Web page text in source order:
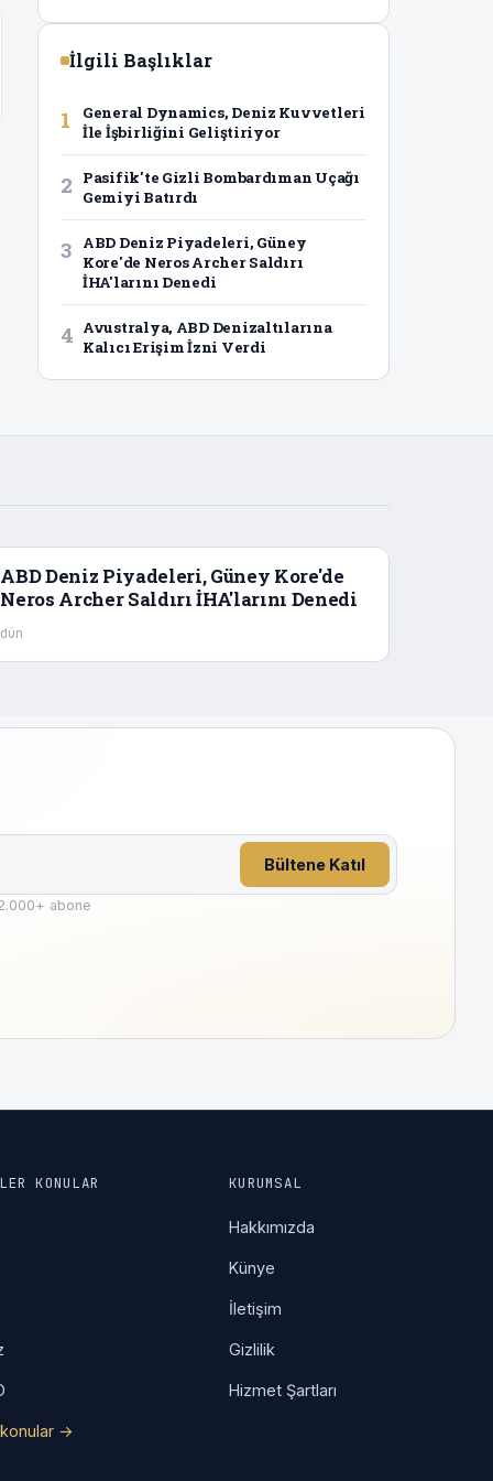
İlgili Başlıklar
1
General Dynamics, Deniz Kuvvetleri
İle İşbirliğini Geliştiriyor
2
Pasifik'te Gizli Bombardıman Uçağı
Gemiyi Batırdı
3
ABD Deniz Piyadeleri, Güney
Kore'de Neros Archer Saldırı
İHA'larını Denedi
4 Avustralya, ABD Denizaltılarına
Kalıcı Erişim İzni Verdi
ABD Deniz Piyadeleri, Güney Kore'de
Neros Archer Saldırı İHA'larını Denedi
dün
Bültene Katıl
+ abone
KONULAR
→
KURUMSAL
Hakkımızda
Künye
İletişim
Gizlilik
Hizmet Şartları